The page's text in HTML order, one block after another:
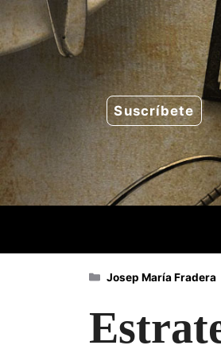
Saltar
al
contenido
Suscríbete
Categorías
Josep María Fradera